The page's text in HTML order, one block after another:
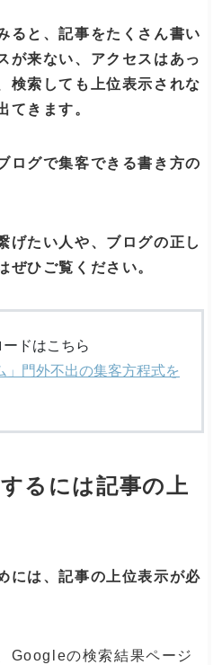
ると、記事をたくさん書い
が来ない、アクセスはあっ
検索しても上位表示されな
てきます。
ログで集客できる書き方の
げたい人や、ブログの正し
ぜひご覧ください。
ドはこちら
門外不出の集客方程式を
るには記事の上
には、記事の上位表示が必
Googleの検索結果ページ